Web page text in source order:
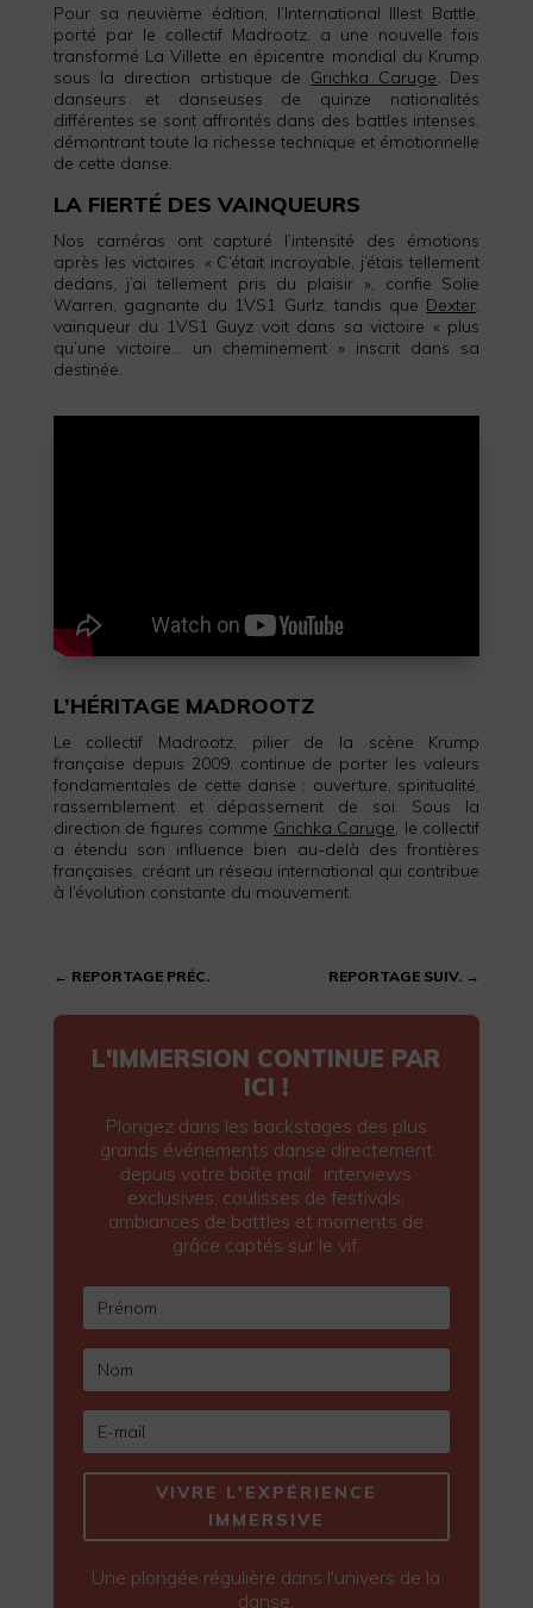
Pour sa neuvième édition, l’International Illest Battle,
porté par le collectif Madrootz, a une nouvelle fois
transformé La Villette en épicentre mondial du Krump
sous la direction artistique de Grichka Caruge. Des
danseurs et danseuses de quinze nationalités
différentes se sont affrontés dans des battles intenses,
démontrant toute la richesse technique et émotionnelle
de cette danse.
LA FIERTÉ DES VAINQUEURS
Nos caméras ont capturé l’intensité des émotions
après les victoires. « C’était incroyable, j’étais tellement
dedans, j’ai tellement pris du plaisir », confie Solie
Warren, gagnante du 1VS1 Gurlz, tandis que Dexter,
vainqueur du 1VS1 Guyz voit dans sa victoire « plus
qu’une victoire… un cheminement » inscrit dans sa
destinée.
L’HÉRITAGE MADROOTZ
Le collectif Madrootz, pilier de la scène Krump
française depuis 2009, continue de porter les valeurs
fondamentales de cette danse : ouverture, spiritualité,
rassemblement et dépassement de soi. Sous la
direction de figures comme Grichka Caruge, le collectif
a étendu son influence bien au-delà des frontières
françaises, créant un réseau international qui contribue
à l’évolution constante du mouvement.
← REPORTAGE PRÉC. REPORTAGE SUIV. →
L'IMMERSION CONTINUE PAR
ICI !
Plongez dans les backstages des plus
grands événements danse directement
depuis votre boîte mail : interviews
exclusives, coulisses de festivals,
ambiances de battles et moments de
grâce captés sur le vif.
VIVRE L'EXPÉRIENCE
IMMERSIVE
Une plongée régulière dans l'univers de la
danse.